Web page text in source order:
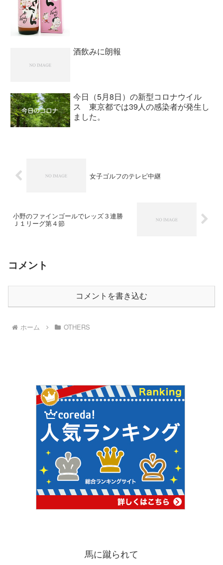
酒飲みに朗報
今日（5月8日）の新型コロナウイル
ス 東京都では39人の感染者が発生し
ました。
女子ゴルフのテレビ中継
小野のファインゴールでレッズ３連勝
Ｊ１リーグ第４節
コメント
コメントを書き込む
ホーム OTHERS
馬に蹴られて